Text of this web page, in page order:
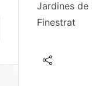
Jardines de
Finestrat